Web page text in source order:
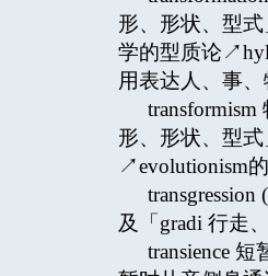
形、形状、型
学的型质论
用表达人、事
形、形状、型
↗evolutionism
及「gradi 行走
transience